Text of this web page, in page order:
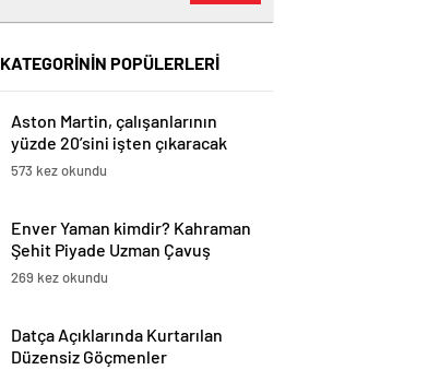
KATEGORİNİN POPÜLERLERİ
Aston Martin, çalışanlarının
yüzde 20’sini işten çıkaracak
573 kez okundu
Enver Yaman kimdir? Kahraman
Şehit Piyade Uzman Çavuş
Enver Yaman kaç yaşında,
269 kez okundu
Datça Açıklarında Kurtarılan
Düzensiz Göçmenler